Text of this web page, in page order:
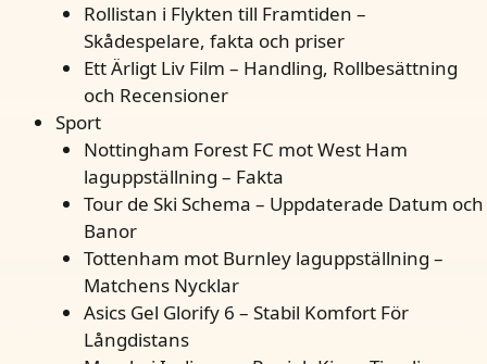
Rollistan i Flykten till Framtiden –
Skådespelare, fakta och priser
Ett Ärligt Liv Film – Handling, Rollbesättning
och Recensioner
Sport
Nottingham Forest FC mot West Ham
laguppställning – Fakta
Tour de Ski Schema – Uppdaterade Datum och
Banor
Tottenham mot Burnley laguppställning –
Matchens Nycklar
Asics Gel Glorify 6 – Stabil Komfort För
Långdistans